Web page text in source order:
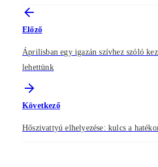
Előző
Áprilisban egy igazán szívhez szóló
lehettünk
Következő
Hőszivattyú elhelyezése: kulcs a